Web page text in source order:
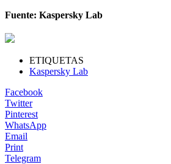
Fuente: Kaspersky Lab
ETIQUETAS
Kaspersky Lab
Facebook
Twitter
Pinterest
WhatsApp
Email
Print
Telegram